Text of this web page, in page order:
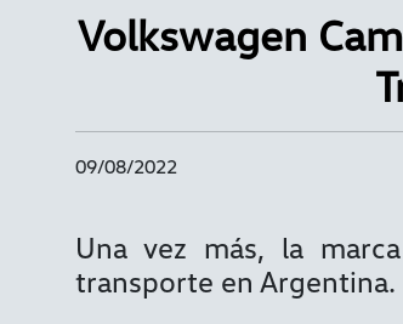
Volkswagen
09/08/2022
Una vez más, la
transporte en Argentina.